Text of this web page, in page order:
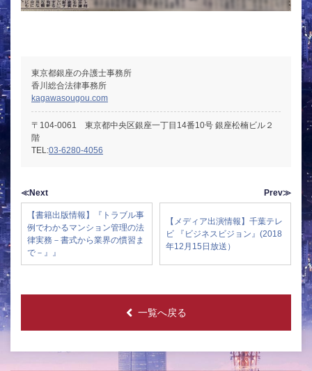
東京都銀座の弁護士事務所
香川総合法律事務所
kagawasougou.com
〒104-0061 東京都中央区銀座一丁目14番10号 銀座松楠ビル２
階
TEL:03-6280-4056
≪Next
【書籍出版情報】『トラブル事
例でわかるマンション管理の法
律実務－書式から業界の慣習ま
で－』』
Prev≫
【メディア出演情報】千葉テレ
ビ 『ビジネスビジョン』(2018
年12月15日放送）
一覧へ戻る